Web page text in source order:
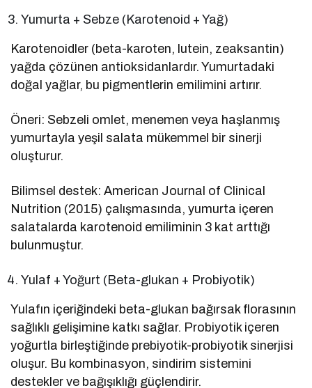
Yumurta + Sebze (Karotenoid + Yağ)
Karotenoidler (beta-karoten, lutein, zeaksantin)
yağda çözünen antioksidanlardır. Yumurtadaki
doğal yağlar, bu pigmentlerin emilimini artırır.
Öneri: Sebzeli omlet, menemen veya haşlanmış
yumurtayla yeşil salata mükemmel bir sinerji
oluşturur.
Bilimsel destek: American Journal of Clinical
Nutrition (2015) çalışmasında, yumurta içeren
salatalarda karotenoid emiliminin 3 kat arttığı
bulunmuştur.
Yulaf + Yoğurt (Beta-glukan + Probiyotik)
Yulafın içeriğindeki beta-glukan bağırsak florasının
sağlıklı gelişimine katkı sağlar. Probiyotik içeren
yoğurtla birleştiğinde prebiyotik-probiyotik sinerjisi
oluşur. Bu kombinasyon, sindirim sistemini
destekler ve bağışıklığı güçlendirir.